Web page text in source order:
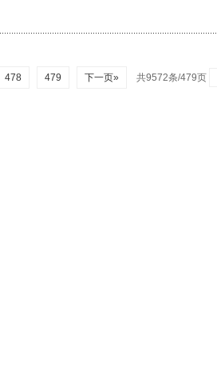
478 479 下一页» 共9572条/479页